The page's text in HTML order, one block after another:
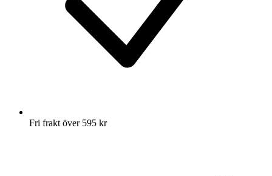
Fri frakt över 595 kr